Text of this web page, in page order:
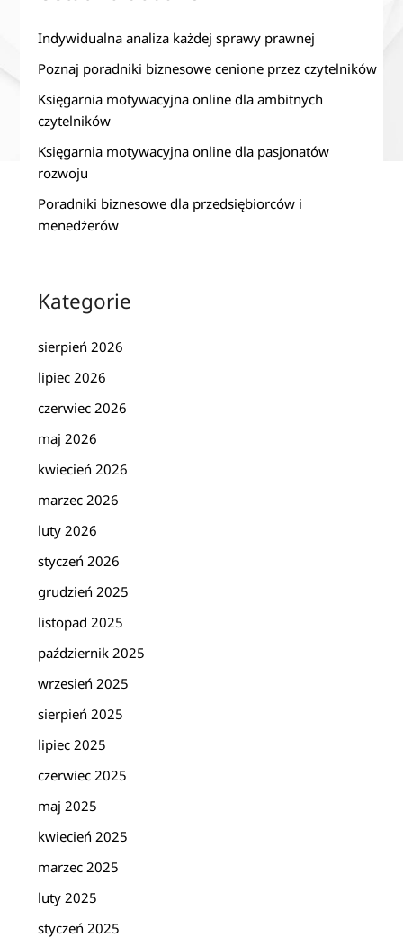
Indywidualna analiza każdej sprawy prawnej
Poznaj poradniki biznesowe cenione przez czytelników
Księgarnia motywacyjna online dla ambitnych
czytelników
Księgarnia motywacyjna online dla pasjonatów
rozwoju
Poradniki biznesowe dla przedsiębiorców i
menedżerów
Kategorie
sierpień 2026
lipiec 2026
czerwiec 2026
maj 2026
kwiecień 2026
marzec 2026
luty 2026
styczeń 2026
grudzień 2025
listopad 2025
październik 2025
wrzesień 2025
sierpień 2025
lipiec 2025
czerwiec 2025
maj 2025
kwiecień 2025
marzec 2025
luty 2025
styczeń 2025